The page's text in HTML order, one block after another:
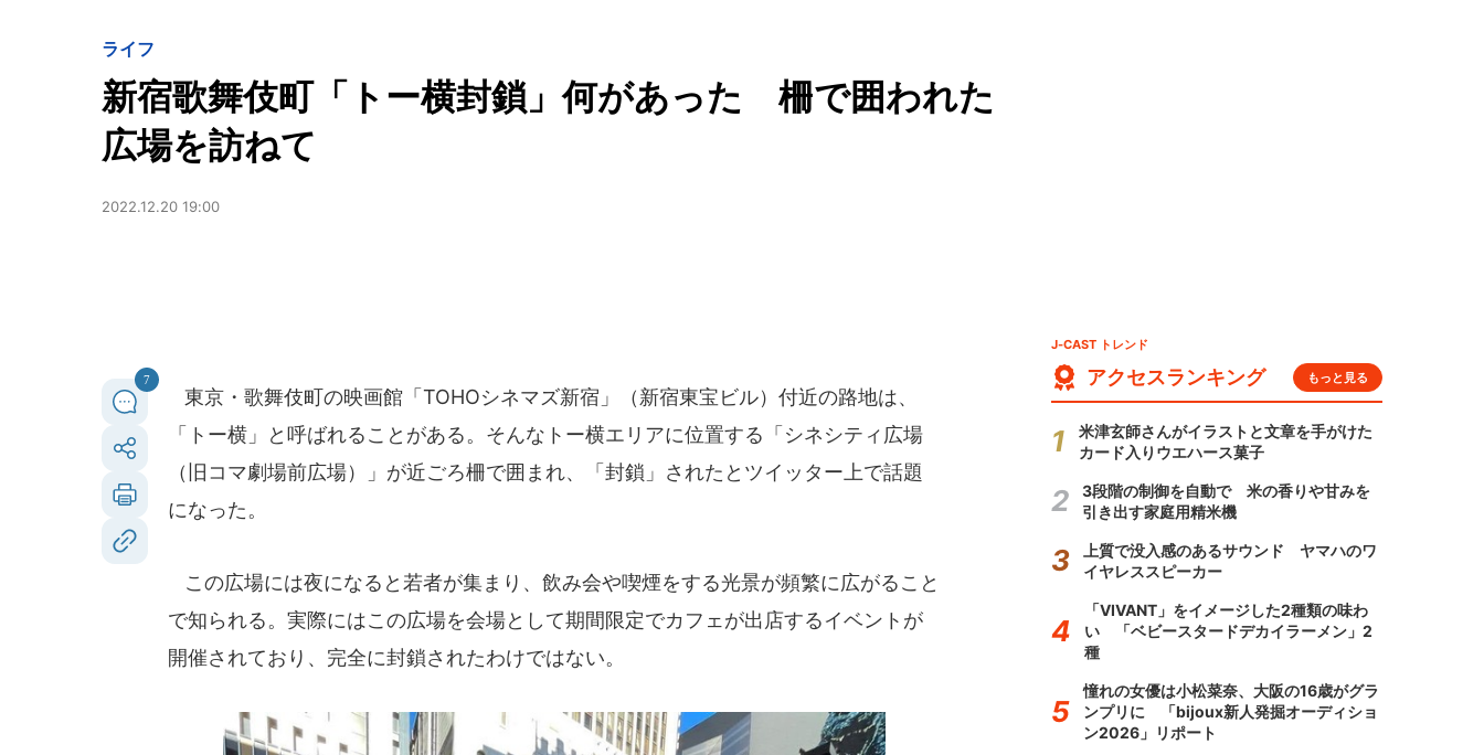
ライフ
新宿歌舞伎町「トー横封鎖」何があった 柵で囲われた
広場を訪ねて
2022.12.20 19:00
7
東京・歌舞伎町の映画館「TOHOシネマズ新宿」（新宿東宝ビル）付近の路地は、
「トー横」と呼ばれることがある。そんなトー横エリアに位置する「シネシティ広場
（旧コマ劇場前広場）」が近ごろ柵で囲まれ、「封鎖」されたとツイッター上で話題
になった。
この広場には夜になると若者が集まり、飲み会や喫煙をする光景が頻繁に広がること
で知られる。実際にはこの広場を会場として期間限定でカフェが出店するイベントが
開催されており、完全に封鎖されたわけではない。
J-CAST トレンド
アクセスランキング もっと見る
米津玄師さんがイラストと文章を手がけた
カード入りウエハース菓子
3段階の制御を自動で 米の香りや甘みを
引き出す家庭用精米機
上質で没入感のあるサウンド ヤマハのワ
イヤレススピーカー
「VIVANT」をイメージした2種類の味わ
い 「ベビースタードデカイラーメン」2
種
憧れの女優は小松菜奈、大阪の16歳がグラ
ンプリに 「bijoux新人発掘オーディショ
ン2026」リポート